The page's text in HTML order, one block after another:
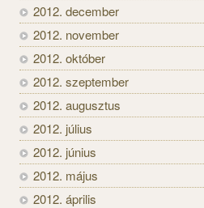
2012. december
2012. november
2012. október
2012. szeptember
2012. augusztus
2012. július
2012. június
2012. május
2012. április